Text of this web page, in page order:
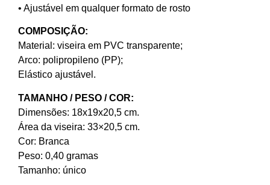
• Ajustável em qualquer formato de rosto
COMPOSIÇÃO:
Material: viseira em PVC transparente;
Arco: polipropileno (PP);
Elástico ajustável.
TAMANHO / PESO / COR:
Dimensões: 18x19x20,5 cm.
Área da viseira: 33×20,5 cm.
Cor: Branca
Peso: 0,40 gramas
Tamanho: único